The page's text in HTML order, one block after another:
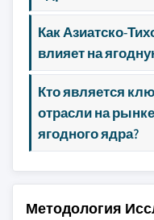
Как Азиатско-
влияет на
Кто является
отрасли на
ягодного ядра?
Методология